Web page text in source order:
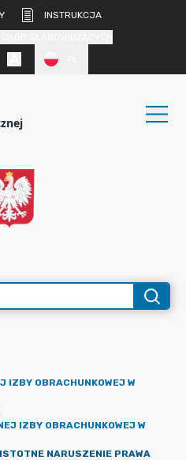
INSTRUKCJA
IZBY OBRACHUNKOWEJ W
IZBY OBRACHUNKOWEJ W
NARUSZENIE PRAWA